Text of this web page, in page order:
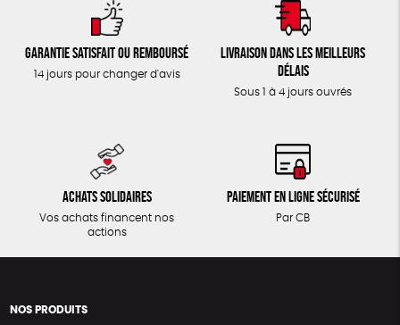
Garantie satisfait ou remboursé
14 jours pour changer d'avis
Livraison dans les meilleurs
délais
Sous 1 à 4 jours ouvrés
Achats solidaires
Vos achats financent nos
actions
Paiement en ligne sécurisé
Par CB
NOS PRODUITS